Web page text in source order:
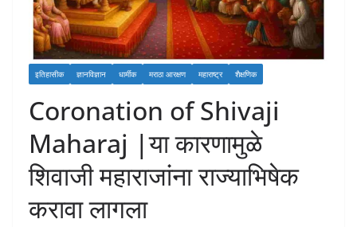
इतिहासीक ज्ञानविज्ञान धार्मीक मराठा आरक्षण महाराष्ट्र शैक्षणिक
Coronation of Shivaji
Maharaj |या कारणामुळे
शिवाजी महाराजांना राज्याभिषेक
करावा लागला